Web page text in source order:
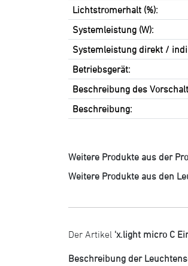
Lichtstromerhalt (%):
Systemleistung (W):
Systemleistung direkt /
Betriebsgerät:
Beschreibung des
Beschreibung:
Weitere Produkte aus der
Weitere Produkte aus den
Der Artikel 'x.light micro C
Beschreibung der